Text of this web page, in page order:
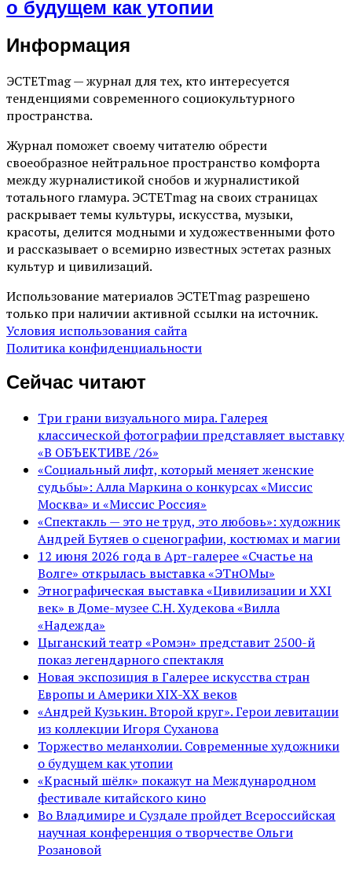
о будущем как утопии
Информация
ЭСТЕТmag — журнал для тех, кто интересуется
тенденциями современного социокультурного
пространства.
Журнал поможет своему читателю обрести
своеобразное нейтральное пространство комфорта
между журналистикой снобов и журналистикой
тотального гламура. ЭСТЕТmag на своих страницах
раскрывает темы культуры, искусства, музыки,
красоты, делится модными и художественными фото
и рассказывает о всемирно известных эстетах разных
культур и цивилизаций.
Использование материалов ЭСТЕТmag разрешено
только при наличии активной ссылки на источник.
Условия использования сайта
Политика конфиденциальности
Сейчас читают
Три грани визуального мира. Галерея
классической фотографии представляет выставку
«В ОБЪЕКТИВЕ /26»
«Социальный лифт, который меняет женские
судьбы»: Алла Маркина о конкурсах «Миссис
Москва» и «Миссис Россия»
«Спектакль — это не труд, это любовь»: художник
Андрей Бутяев о сценографии, костюмах и магии
12 июня 2026 года в Арт-галерее «Счастье на
Волге» открылась выставка «ЭТнОМы»
Этнографическая выставка «Цивилизации и ХХI
век» в Доме-музее С.Н. Худекова «Вилла
«Надежда»
Цыганский театр «Ромэн» представит 2500-й
показ легендарного спектакля
Новая экспозиция в Галерее искусства стран
Европы и Америки XIX-XX веков
«Андрей Кузькин. Второй круг». Герои левитации
из коллекции Игоря Суханова
Торжество меланхолии. Современные художники
о будущем как утопии
«Красный шёлк» покажут на Международном
фестивале китайского кино
Во Владимире и Суздале пройдет Всероссийская
научная конференция о творчестве Ольги
Розановой